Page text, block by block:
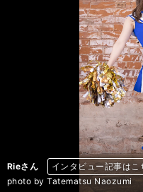
Akiさん
インタビュー記事はこ
photo by Tatematsu Naozumi
Akiさん
インタビュー記事はこ
photo by Tatematsu Naozumi
Akiさん
インタビュー記事はこ
photo by Tatematsu Naozumi
Akiさん
インタビュー記事はこ
photo by Tatematsu Naozumi
Arunさん
インタビュー記事は
photo by Tatematsu Naozumi
Arunさん
インタビュー記事は
photo by Tatematsu Naozumi
Arunさん
インタビュー記事は
photo by Tatematsu Naozumi
Fuuさん
インタビュー記事は
photo by Tatematsu Naozumi
Fuuさん
インタビュー記事は
photo by Tatematsu Naozumi
Fuuさん
インタビュー記事は
photo by Tatematsu Naozumi
Fuuさん
インタビュー記事は
photo by Tatematsu Naozumi
Mayuさん
インタビュー記事は
photo by Tatematsu Naozumi
Mayuさん
インタビュー記事は
photo by Tatematsu Naozumi
Mayuさん
インタビュー記事は
photo by Tatematsu Naozumi
Mayuさん
インタビュー記事は
photo by Tatematsu Naozumi
Miiさん
インタビュー記事はこ
photo by Tatematsu Naozumi
Miiさん
インタビュー記事はこ
photo by Tatematsu Naozumi
Miiさん
インタビュー記事はこ
photo by Tatematsu Naozumi
Miiさん
インタビュー記事はこ
photo by Tatematsu Naozumi
Miuさん
インタビュー記事は
photo by Tatematsu Naozumi
Miuさん
インタビュー記事は
photo by Tatematsu Naozumi
Miuさん
インタビュー記事は
photo by Tatematsu Naozumi
Miuさん
インタビュー記事は
photo by Tatematsu Naozumi
Rieさん
インタビュー記事はこ
photo by Tatematsu Naozumi
Rieさん
インタビュー記事はこ
photo by Tatematsu Naozumi
Rieさん
インタビュー記事はこ
photo by Tatematsu Naozumi
Rieさん
インタビュー記事はこ
photo by Tatematsu Naozumi
Rinkaさん
インタビュー記事は
photo by Tatematsu Naozumi
Rinkaさん
インタビュー記事は
photo by Tatematsu Naozumi
Rinkaさん
インタビュー記事は
photo by Tatematsu Naozumi
Rinkaさん
インタビュー記事は
photo by Tatematsu Naozumi
Sakuraさん
インタビュー記事
photo by Tatematsu Naozumi
Sakuraさん
インタビュー記事
photo by Tatematsu Naozumi
Sakuraさん
インタビュー記事
photo by Tatematsu Naozumi
Sakuraさん
インタビュー記事
photo by Tatematsu Naozumi
前へ